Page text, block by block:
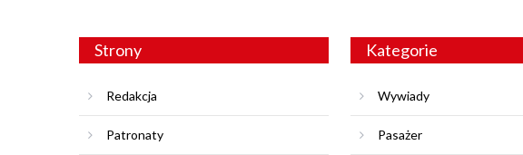
Strony
Redakcja
Patronaty
Kategorie
Wywiady
Pasażer